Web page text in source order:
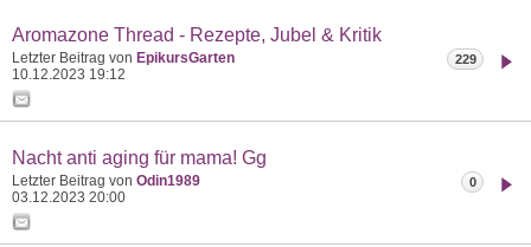
Aromazone Thread - Rezepte, Jubel & Kritik
Letzter Beitrag von EpikursGarten
10.12.2023 19:12
229
Nacht anti aging für mama! Gg
Letzter Beitrag von Odin1989
03.12.2023 20:00
0